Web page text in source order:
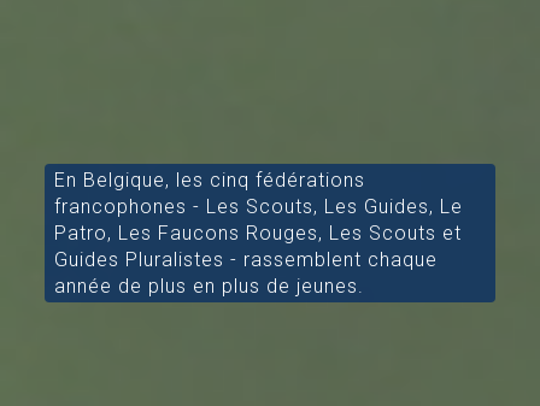
En Belgique, les cinq fédérations
francophones - Les Scouts, Les Guides, Le
Patro, Les Faucons Rouges, Les Scouts et
Guides Pluralistes - rassemblent chaque
année de plus en plus de jeunes.